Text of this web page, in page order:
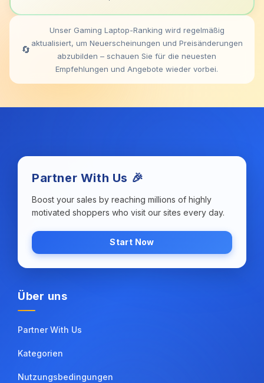
🔄
Unser Gaming Laptop-Ranking wird regelmäßig
aktualisiert, um Neuerscheinungen und Preisänderungen
abzubilden – schauen Sie für die neuesten
Empfehlungen und Angebote wieder vorbei.
Partner With Us 🎉
Boost your sales by reaching millions of highly
motivated shoppers who visit our sites every day.
Start Now
Über uns
Partner With Us
Kategorien
Nutzungsbedingungen